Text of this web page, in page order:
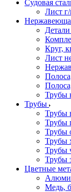
Судовая
Лист
Круг,
Лист
Трубы
Трубы
Трубы
Трубы
Трубы
Трубы
Трубы
Трубы
Цветные
Медь,